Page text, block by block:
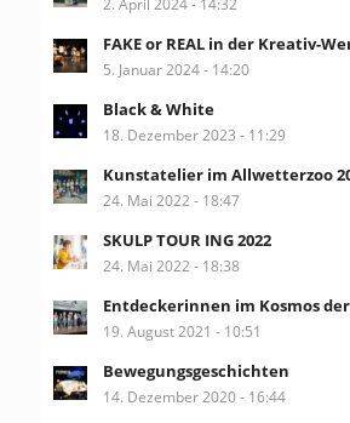
FAKE or REAL in der Kreativ-
5. Januar 2024 - 14:20
Black & White
18. Dezember 2023 - 11:29
Kunstatelier im Allwetterzoo
24. Mai 2022 - 18:47
SKULP TOUR ING 2022
24. Mai 2022 - 18:38
Entdeckerinnen im Kosmos
19. August 2021 - 10:51
Bewegungsgeschichten
14. Dezember 2020 - 16:44